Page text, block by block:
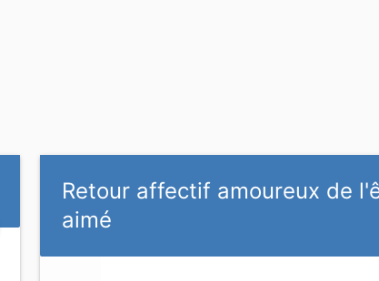
Retour affectif amoureux de
aimé